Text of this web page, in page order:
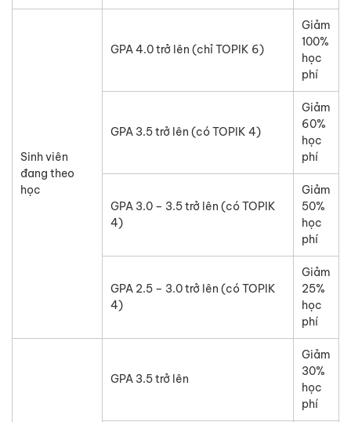
Sinh viên
đang theo
học
GPA 4.0 trở lên (chỉ TOPIK 6)
Giảm
100%
học
phí
GPA 3.5 trở lên (có TOPIK 4)
Giảm
60%
học
phí
GPA 3.0 – 3.5 trở lên (có TOPIK
4)
Giảm
50%
học
phí
GPA 2.5 – 3.0 trở lên (có TOPIK
4)
Giảm
25%
học
phí
GPA 3.5 trở lên
Giảm
30%
học
phí